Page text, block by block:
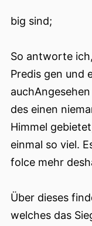
big sind;
So antworte
Predis gen und
des einen
Himmel
einmal so viel.
folce mehr
Über dieses
welches das